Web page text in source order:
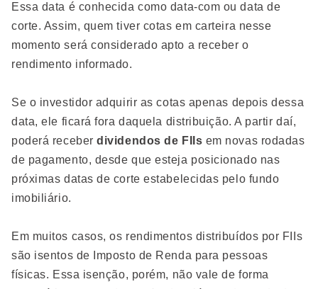
Essa data é conhecida como data-com ou data de
corte. Assim, quem tiver cotas em carteira nesse
momento será considerado apto a receber o
rendimento informado.
Se o investidor adquirir as cotas apenas depois dessa
data, ele ficará fora daquela distribuição. A partir daí,
poderá receberdividendos de FIIs em novas rodadas
de pagamento, desde que esteja posicionado nas
próximas datas de corte estabelecidas pelo fundo
imobiliário.
Em muitos casos, os rendimentos distribuídos por FIIs
são isentos de Imposto de Renda para pessoas
físicas. Essa isenção, porém, não vale de forma